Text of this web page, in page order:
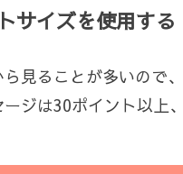
サイズを使用する
見ることが多いので
ジは30ポイント以上